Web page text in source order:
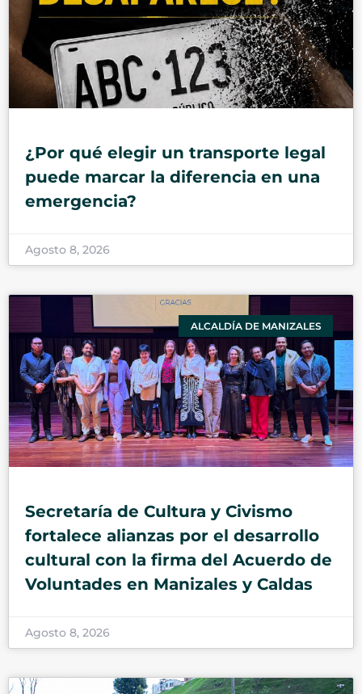
¿Por qué elegir un transporte legal
puede marcar la diferencia en una
emergencia?
Agosto 8, 2026
ALCALDÍA DE MANIZALES
Secretaría de Cultura y Civismo
fortalece alianzas por el desarrollo
cultural con la firma del Acuerdo de
Voluntades en Manizales y Caldas
Agosto 8, 2026